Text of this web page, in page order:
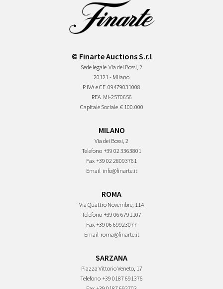
© Finarte Auctions S.r.l
Sede legale Via dei Bossi, 2
20121 - Milano
P.IVA e CF 09479031008
REA MI-2570656
Capitale Sociale € 100.000
MILANO
Via dei Bossi, 2
Telefono +39 02 3363801
Fax +39 02 28093761
Email info@finarte.it
ROMA
Via Quattro Novembre, 114
Telefono +39 06 6791107
Fax +39 06 69923077
Email roma@finarte.it
SARZANA
Piazza Vittorio Veneto, 17
Telefono +39 0187 691376